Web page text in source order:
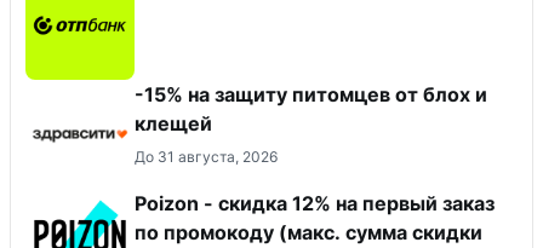
-15% на защиту питомцев от блох и
клещей
До 31 августа, 2026
Poizon - скидка 12% на первый заказ
по промокоду (макс. сумма скидки